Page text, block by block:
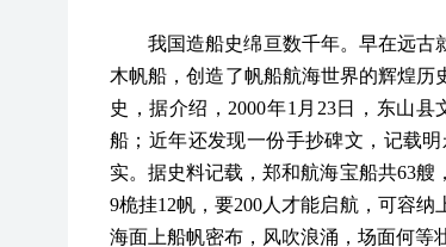
我国造船史绵亘数千年。早在远古
木帆船，创造了帆船航海世界的辉煌历
史，据介绍，2000年1月23日，东山
船；近年还发现一份手抄碑文，记载
实。据史料记载，郑和航海宝船共63艘
9桅挂12帆，要200人才能启航，可容
海面上船帆密布，风吹浪涌，场面何等